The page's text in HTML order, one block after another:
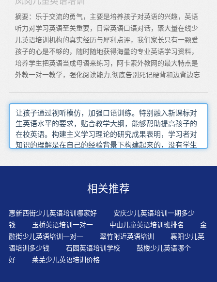
摘要：乐于交流的勇气，主要是培养孩子对英语的兴趣，英语
听力对学习英语至关重要，日常英语口语对话，聚大量在线少
儿英语培训机构的真实经历与犀利点评，我们家长只有一颗爱
孩子的心是不够的，随时随地获得海量的专业英语学习资料，
培养学生把英语当成母语来练习，阿卡索外教网的最大特点是
外教一对一教学，强化阅读能力,彻底告别死记硬背和边背边忘
让孩子通过视听模仿，加强口语训练。特别融入新课标对
生英语水平的要求，贴合教学大纲，能够帮助提高孩子的
在校英语。构建主义学习理论的研究成果表明，学习者对
知识的理解是在自己的经验背景下构建起来的，没有学生
看，“知识在未被学生接受之前毫无权威可言”。年龄较小
段在学习英语的过程中，孩子会使用从母语文字翻译过来
也比较轻松容易。英语单词会背后，特别容易忘掉，这也
是许多学生不能坚持背单词的原因，大量读、背英语文
章，可巩固已经记住的单词，同时也能掌握相应的语法，
提高英语的听力，可以说是英语学习的法宝。一些家长经
常进行的教育内容是"英语的重要性"：对孩子大讲国家的
建设、个人的前途，甚至将来的收入等大道理。使用许多
相关推荐
惠新西街少儿英语培训哪家好
安庆少儿英语培训一期多少
钱
玉桥英语培训一对一 中山儿童英语培训班排名
金
融街少儿英语培训一对一
翠竹附近英语培训
襄阳少儿英
语培训多少钱
石园英语培训学校
鼓楼少儿英语哪个
好
莱芜少儿英语培训价格